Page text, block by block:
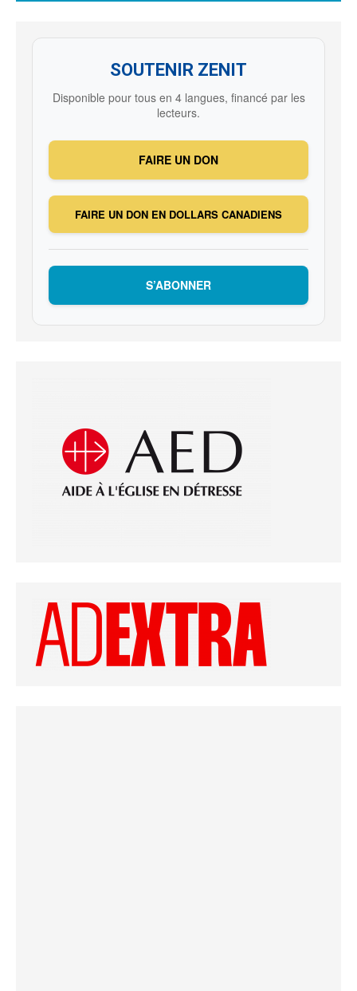
SOUTENIR ZENIT
Disponible pour tous en 4 langues, financé par les
lecteurs.
FAIRE UN DON
FAIRE UN DON EN DOLLARS CANADIENS
S’ABONNER